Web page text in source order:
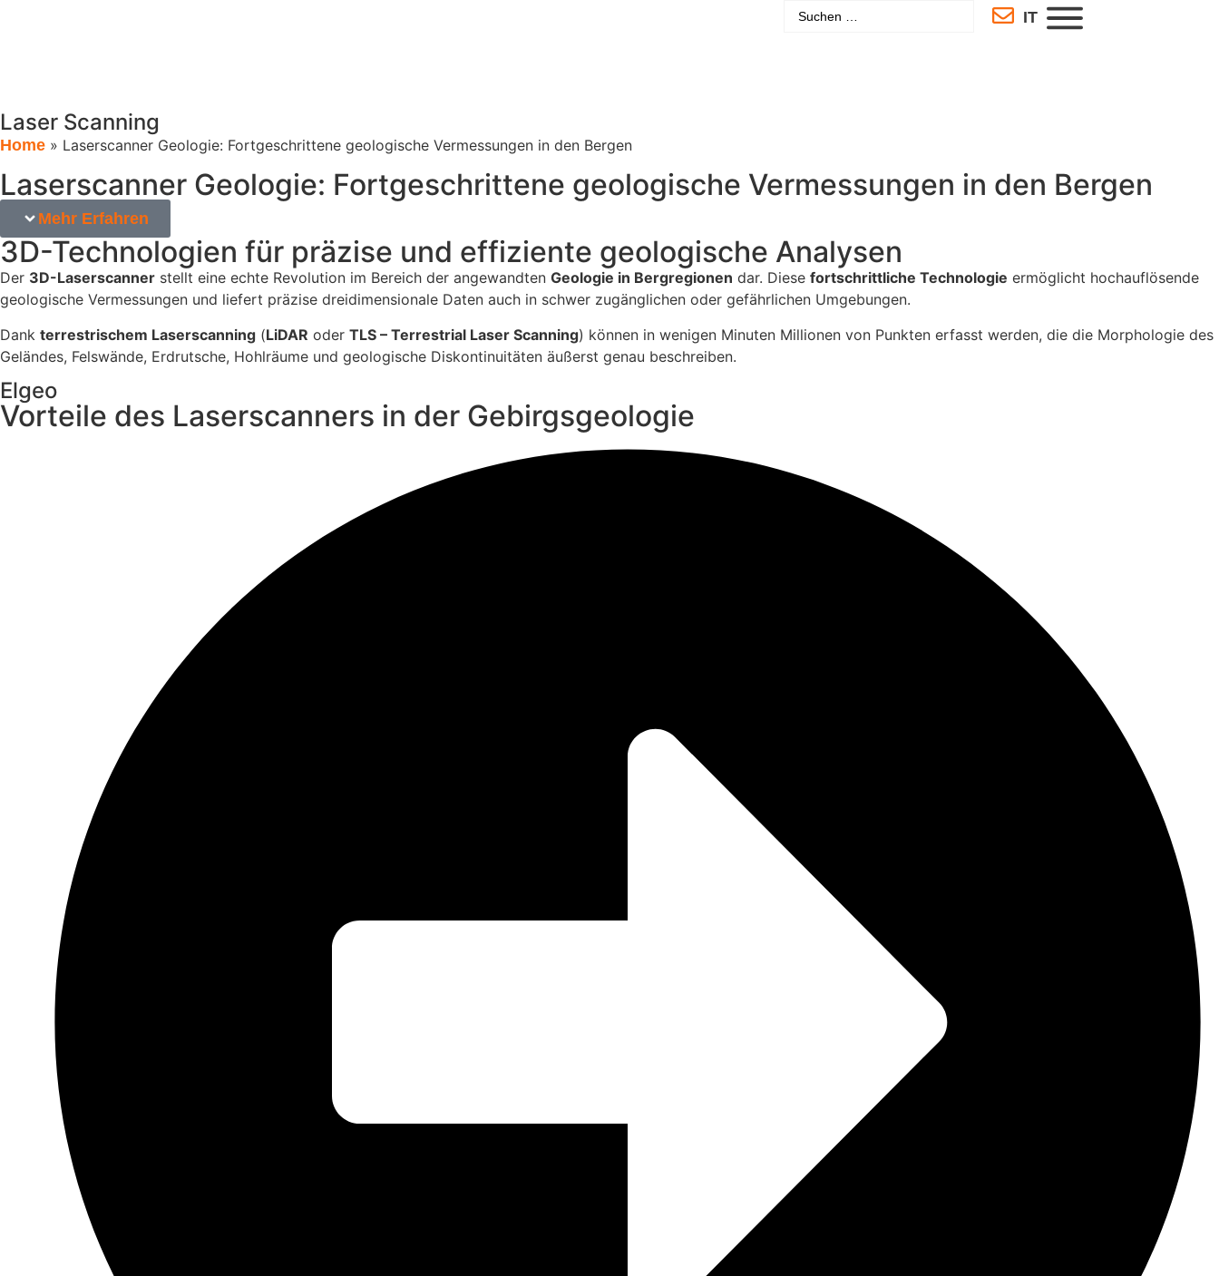
IT
Laser Scanning
Home » Laserscanner Geologie: Fortgeschrittene geologische Vermessungen in den Bergen
Laserscanner Geologie: Fortgeschrittene geologische Vermessungen in den Bergen
Mehr Erfahren
3D-Technologien für präzise und effiziente geologische Analysen
Der 3D-Laserscanner stellt eine echte Revolution im Bereich der angewandten Geologie in Bergregionen dar. Diese fortschrittliche Technologie ermöglicht hochauflösende
geologische Vermessungen und liefert präzise dreidimensionale Daten auch in schwer zugänglichen oder gefährlichen Umgebungen.
Dank terrestrischem Laserscanning (LiDAR oder TLS – Terrestrial Laser Scanning) können in wenigen Minuten Millionen von Punkten erfasst werden, die die Morphologie des
Geländes, Felswände, Erdrutsche, Hohlräume und geologische Diskontinuitäten äußerst genau beschreiben.
Elgeo
Vorteile des Laserscanners in der Gebirgsgeologie